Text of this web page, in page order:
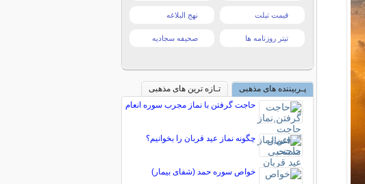
قیمت تبلت نهج البلاغه
تیتر روزنامه ها صحیفه سجادیه
پـربیننده های مذهبی
تـازه ترین های مذهبی
حاجت گرفتن با نماز مجرب سوره انعام
چگونه نماز عید قربان را بخوانیم؟
خواص سوره حمد (شفای بیمار)